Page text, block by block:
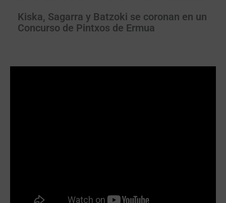
Kiska, Sagarra y Batzoki se coronan en un
Concurso de Pintxos de Ermua